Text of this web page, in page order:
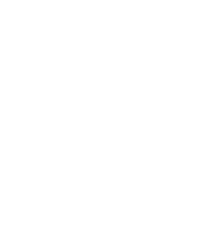
de color azul piedra
no tiene roturas ni